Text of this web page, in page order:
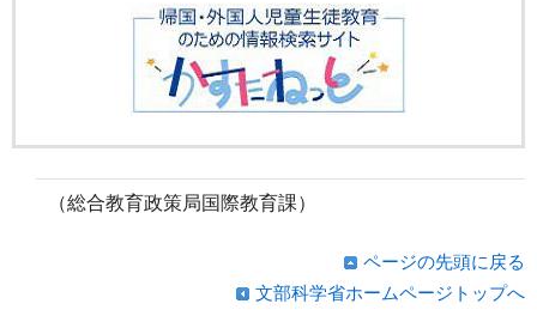
（総合教育政策局国際教育課）
ページの先頭に戻る
文部科学省ホームページトップへ